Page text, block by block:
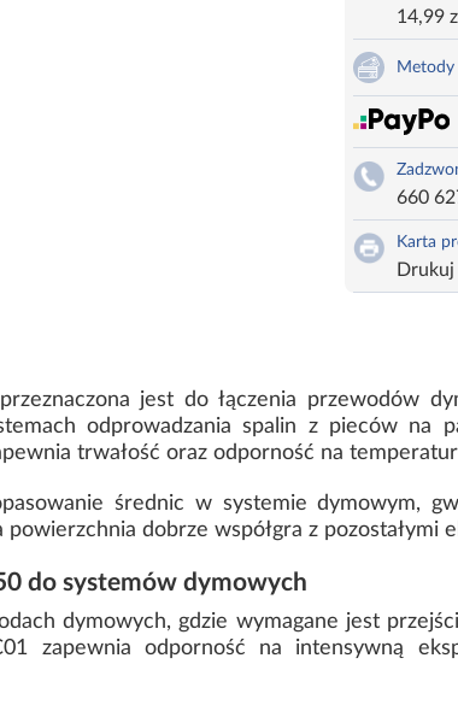
14,99
Metody
660
Karta
Drukuj
jest do łączenia przewodów
odprowadzania spalin z pieców na
trwałość oraz odporność na
średnic w systemie dymowym,
dobrze współgra z pozostałymi
do systemów dymowych
dymowych, gdzie wymagane jest
zapewnia odporność na intensywną